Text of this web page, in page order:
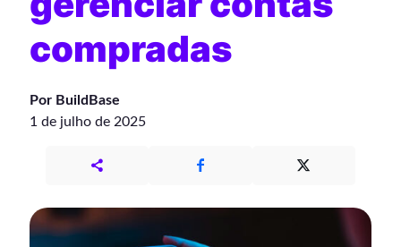
compradas
Por BuildBase
1 de julho de 2025